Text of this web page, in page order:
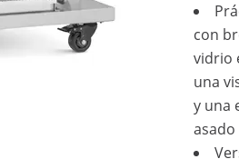
con
vidrio
una
y una
asado